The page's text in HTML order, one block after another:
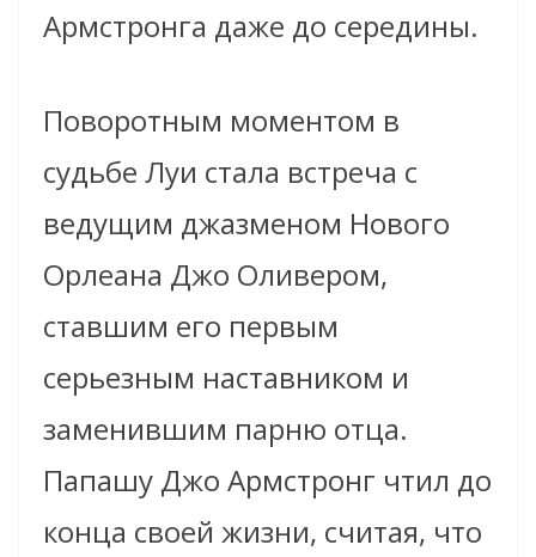
Армстронга даже до середины.
Поворотным моментом в
судьбе Луи стала встреча с
ведущим джазменом Нового
Орлеана Джо Оливером,
ставшим его первым
серьезным наставником и
заменившим парню отца.
Папашу Джо Армстронг чтил до
конца своей жизни, считая, что